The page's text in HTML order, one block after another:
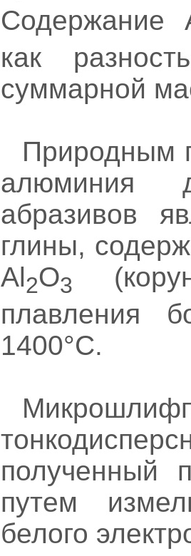
Содержание
как
суммарной
Природным
алюминия
абразивов
глины,
Al2O3
плавления
1400°С.
полученный
путем
белого